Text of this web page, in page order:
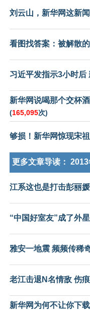
刘云山，新华网这新
看图找答案：被解散
习近平发指示3小时后
新华网说喝那个交杯
(165,095次)
够损！新华网惊现宋
更多文章导读： 2013
江系这也是打击彭丽
“中国好室友”成了外
雅安一地震 频频传稀
老江击退N名情敌 伤
新华网为何不让你下